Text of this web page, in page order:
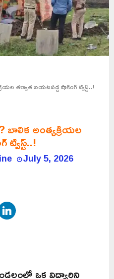
తర్వాత బయటపడ్డ షాకింగ్ ట్విస్ట్..!
బాలిక అంత్యక్రియల
July 5, 2026
ఒక విద్యార్థిని